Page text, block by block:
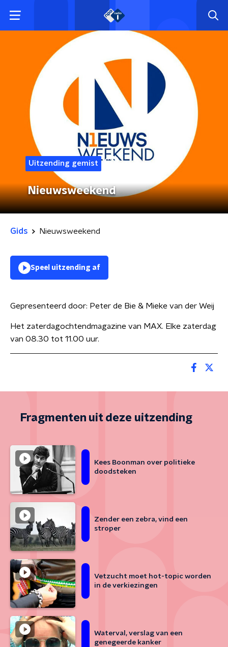
Uitzending gemist
Nieuwsweekend
Gids Nieuwsweekend
Speel uitzending af
Gepresenteerd door: Peter de Bie & Mieke van der Weij
Het zaterdagochtendmagazine van MAX. Elke zaterdag
van 08.30 tot 11.00 uur.
Fragmenten uit deze uitzending
Kees Boonman over politieke
doodsteken
Zender een zebra, vind een
stroper
Vetzucht moet hot-topic worden
in de verkiezingen
Waterval, verslag van een
genegeerde kanker